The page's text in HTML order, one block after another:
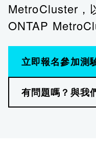
MetroCluster，
ONTAP
立即報名參加測
有問題嗎？與我